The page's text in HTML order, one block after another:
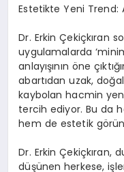
Estetikte Yeni Trend:
Dr. Erkin Çekiçkıran
uygulamalarda
anlayışının öne
abartıdan uzak,
kaybolan hacmin
tercih ediyor. Bu da
hem de estetik
Dr. Erkin Çekiçkıran,
düşünen herkese,